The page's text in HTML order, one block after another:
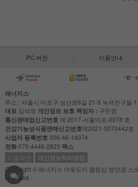
PC 버전 이용안내
레너지스
주소 : 서울시 마포구 성산로6길 21-9 녹색친구들
대표 김석영 개인정보 보호 책임자 : 구민경
통신판매업신고번호제 2017-서울마포-0078 호
건강기능성식품판매신고번호제2021-0070442호
사업자 등록번호306-46-14074
전화070-4446-2823 팩스
이용약관 개인정보처리방침
Copyright © 레너지스 아웃도어 캠핑샵 쌍안경 스
reserved.